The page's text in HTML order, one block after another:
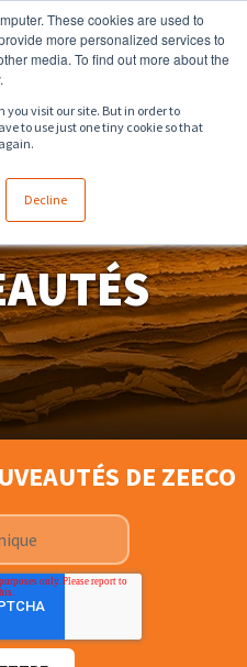
These cookies are used to
more personalized services to
media. To find out more about the
visit our site. But in order to
to use just one tiny cookie so that
Decline
ventes@zeeco.com
DE ZEECO